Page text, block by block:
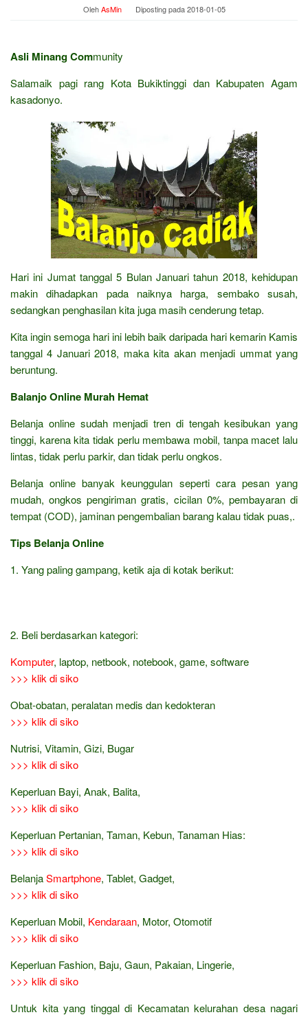
OlehAsMin Diposting pada2018-01-05
Asli Minang Community
Salamaik pagi rang Kota Bukiktinggi dan Kabupaten Agam
kasadonyo.
Hari ini Jumat tanggal 5 Bulan Januari tahun 2018, kehidupan
makin dihadapkan pada naiknya harga, sembako susah,
sedangkan penghasilan kita juga masih cenderung tetap.
Kita ingin semoga hari ini lebih baik daripada hari kemarin Kamis
tanggal 4 Januari 2018, maka kita akan menjadi ummat yang
beruntung.
Balanjo Online Murah Hemat
Belanja online sudah menjadi tren di tengah kesibukan yang
tinggi, karena kita tidak perlu membawa mobil, tanpa macet lalu
lintas, tidak perlu parkir, dan tidak perlu ongkos.
Belanja online banyak keunggulan seperti cara pesan yang
mudah, ongkos pengiriman gratis, cicilan 0%, pembayaran di
tempat (COD), jaminan pengembalian barang kalau tidak puas,.
Tips Belanja Online
1. Yang paling gampang, ketik aja di kotak berikut:
2. Beli berdasarkan kategori:
Komputer, laptop, netbook, notebook, game, software
>>> klik di siko
Obat-obatan, peralatan medis dan kedokteran
>>> klik di siko
Nutrisi, Vitamin, Gizi, Bugar
>>> klik di siko
Keperluan Bayi, Anak, Balita,
>>> klik di siko
Keperluan Pertanian, Taman, Kebun, Tanaman Hias:
>>> klik di siko
BelanjaSmartphone, Tablet, Gadget,
>>> klik di siko
Keperluan Mobil, Kendaraan, Motor, Otomotif
>>> klik di siko
Keperluan Fashion, Baju, Gaun, Pakaian, Lingerie,
>>> klik di siko
Untuk kita yang tinggal di Kecamatan kelurahan desa nagari